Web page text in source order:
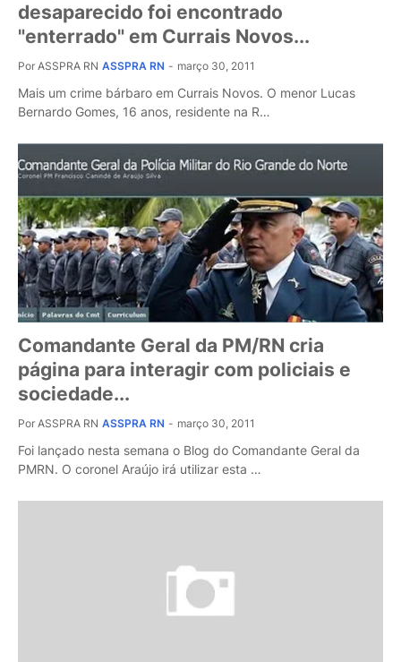
desaparecido foi encontrado
"enterrado" em Currais Novos...
Por ASSPRA RN ASSPRA RN - março 30, 2011
Mais um crime bárbaro em Currais Novos. O menor Lucas
Bernardo Gomes, 16 anos, residente na R…
Comandante Geral da PM/RN cria
página para interagir com policiais e
sociedade...
Por ASSPRA RN ASSPRA RN - março 30, 2011
Foi lançado nesta semana o Blog do Comandante Geral da
PMRN. O coronel Araújo irá utilizar esta …